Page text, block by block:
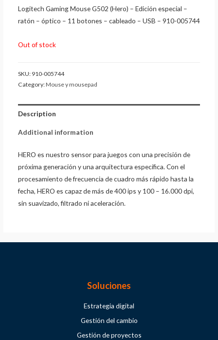
Logitech Gaming Mouse G502 (Hero) – Edición especial –
ratón – óptico – 11 botones – cableado – USB – 910-005744
Out of stock
SKU: 910-005744
Category:Mouse y mousepad
Description
Additional information
HERO es nuestro sensor para juegos con una precisión de
próxima generación y una arquitectura específica. Con el
procesamiento de frecuencia de cuadro más rápido hasta la
fecha, HERO es capaz de más de 400 ips y 100 – 16.000 dpi,
sin suavizado, filtrado ni aceleración.
Soluciones
Estrategia digital
Gestión del cambio
Gestión de proyectos